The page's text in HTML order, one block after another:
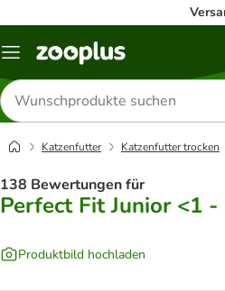
Menü
Produkte
suchen
Katzenfutter Katzenfutter trocken
138 Bewertungen für
Perfect Fit Junior <1 -
Produktbild hochladen